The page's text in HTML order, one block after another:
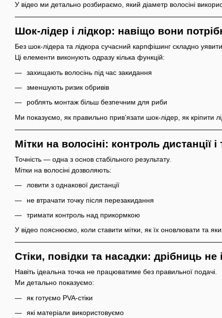
У відео ми детально розбираємо, який діаметр волосіні
Шок-лідер і лідкор: навіщо вони
Без шок-лідера та лідкора сучасний карпфішинг складно
Ці елементи виконують одразу кілька функцій:
захищають волосінь під час закидання
зменшують ризик обривів
роблять монтаж більш безпечним для риби
Ми показуємо, як правильно прив’язати шок-лідер, як кріпити
Мітки на волосіні: контроль дистанції і
Точність — одна з основ стабільного результату.
Мітки на волосіні дозволяють:
ловити з однакової дистанції
не втрачати точку після перезакидання
тримати контроль над прикормкою
У відео пояснюємо, коли ставити мітки, як їх оновлювати та
Стіки, повідки та насадки: дрібниць не
Навіть ідеальна точка не працюватиме без правильної подачі.
Ми детально показуємо:
як готуємо PVA-стіки
які матеріали використовуємо